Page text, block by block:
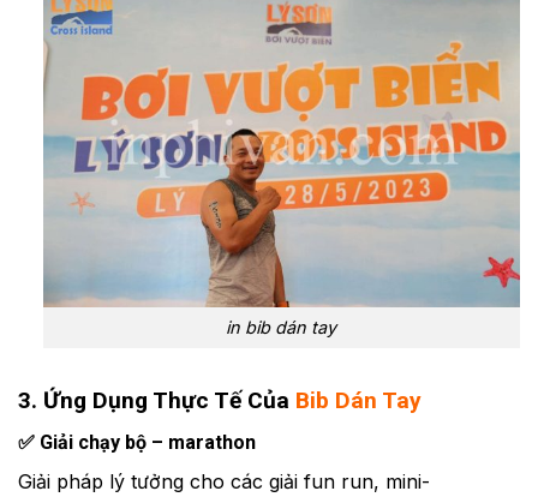
in bib dán tay
3. Ứng Dụng Thực Tế Của Bib Dán Tay
✅ Giải chạy bộ – marathon
Giải pháp lý tưởng cho các giải fun run, mini-